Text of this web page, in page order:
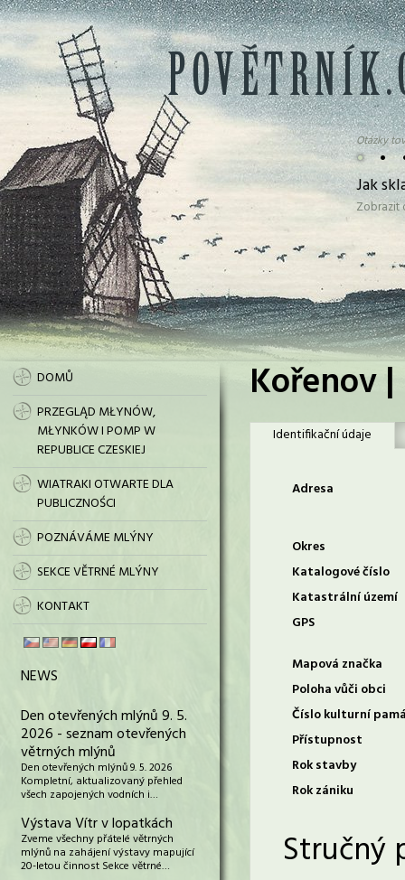
• •
Otázky
Jak
DOMŮ
PRZEGLĄD MŁYNÓW,
MŁYNKÓW I POMP W
REPUBLICE CZESKIEJ
WIATRAKI OTWARTE DLA
PUBLICZNOŚCI
POZNÁVÁME MLÝNY
SEKCE VĚTRNÉ MLÝNY
KONTAKT
NEWS
Den otevřených mlýnů 9. 5.
2026 - seznam otevřených
větrných mlýnů
Den otevřených mlýnů 9. 5. 2026
Kompletní, aktualizovaný přehled
všech zapojených vodních i…
Výstava Vítr v lopatkách
Zveme všechny přátelé větrných
mlýnů na zahájení výstavy mapující
20-letou činnost Sekce větrné…
Kořenov
Identifikační údaje
Adresa
Okres
Katalogové číslo
Katastrální území
GPS
Mapová značka
Poloha vůči obci
Číslo kulturní
Přístupnost
Rok stavby
Rok zániku
Stručný